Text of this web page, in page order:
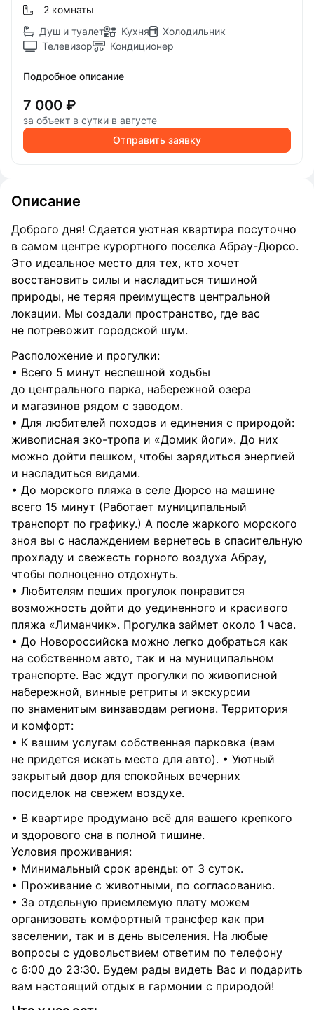
2 комнаты
Душ и туалет
Кухня
Холодильник
Телевизор
Кондиционер
Подробное описание
7 000 ₽
за объект в сутки в августе
Отправить заявку
Описание
Доброго дня! Сдается уютная квартира посуточно
в самом центре курортного поселка Абрау-Дюрсо.
Это идеальное место для тех, кто хочет
восстановить силы и насладиться тишиной
природы, не теряя преимуществ центральной
локации. Мы создали пространство, где вас
не потревожит городской шум.
Расположение и прогулки:
• Всего 5 минут неспешной ходьбы
до центрального парка, набережной озера
и магазинов рядом с заводом.
• Для любителей походов и единения с природой:
живописная эко-тропа и «Домик йоги». До них
можно дойти пешком, чтобы зарядиться энергией
и насладиться видами.
• До морского пляжа в селе Дюрсо на машине
всего 15 минут (Работает муниципальный
транспорт по графику.) А после жаркого морского
зноя вы с наслаждением вернетесь в спасительную
прохладу и свежесть горного воздуха Абрау,
чтобы полноценно отдохнуть.
• Любителям пеших прогулок понравится
возможность дойти до уединенного и красивого
пляжа «Лиманчик». Прогулка займет около 1 часа.
• До Новороссийска можно легко добраться как
на собственном авто, так и на муниципальном
транспорте. Вас ждут прогулки по живописной
набережной, винные ретриты и экскурсии
по знаменитым винзаводам региона. Территория
и комфорт:
• К вашим услугам собственная парковка (вам
не придется искать место для авто). • Уютный
закрытый двор для спокойных вечерних
посиделок на свежем воздухе.
• В квартире продумано всё для вашего крепкого
и здорового сна в полной тишине.
Условия проживания:
• Минимальный срок аренды: от 3 суток.
• Проживание с животными, по согласованию.
• За отдельную приемлемую плату можем
организовать комфортный трансфер как при
заселении, так и в день выселения. На любые
вопросы с удовольствием ответим по телефону
с 6:00 до 23:30. Будем рады видеть Вас и подарить
вам настоящий отдых в гармонии с природой!